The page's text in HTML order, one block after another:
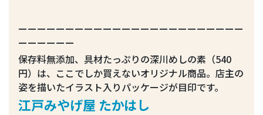
ーーーーーーーーーーーーーーーーーーーーーーーー
ーーーーーー
保存料無添加、具材たっぷりの深川めしの素（540
円）は、ここでしか買えないオリジナル商品。店主の
姿を描いたイラスト入りパッケージが目印です。
江戸みやげ屋 たかはし